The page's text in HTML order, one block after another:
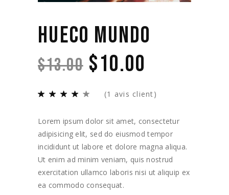
HUECO MUNDO
$13.00 $10.00
(1 avis client)
Lorem ipsum dolor sit amet, consectetur
adipisicing elit, sed do eiusmod tempor
incididunt ut labore et dolore magna aliqua.
Ut enim ad minim veniam, quis nostrud
exercitation ullamco laboris nisi ut aliquip ex
ea commodo consequat.